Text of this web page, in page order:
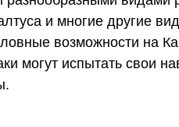
и многие другие
возможности на
могут испытать свои